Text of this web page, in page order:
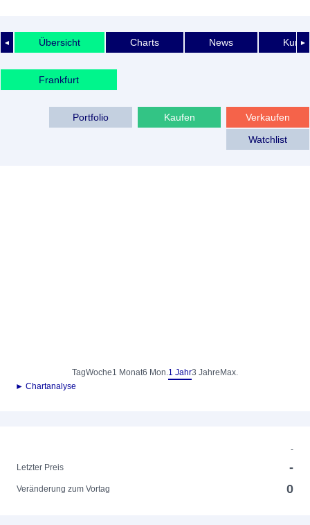
◄ ►
Übersicht Charts News
Frankfurt
Verkaufen
Kaufen
Portfolio
Watchlist
TagWoche1 Monat6 Mon.1 Jahr3 Jahre Max.
► Chartanalyse
-
Letzter Preis
-
Veränderung zum Vortag 0